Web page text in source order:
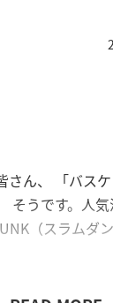
さん、 「バス
そうです。人
（スラムダ